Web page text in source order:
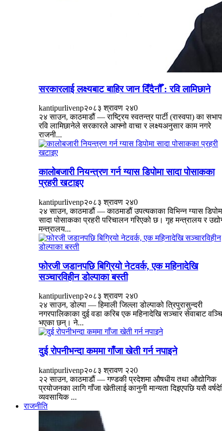
सरकारलाई लक्ष्यबाट बाहिर जान दिँदैनौँ : रवि लामिछाने
kantipurlivenp२०८३ श्रावण २४0
२४ साउन, काठमाडौं — राष्ट्रिय स्वतन्त्र पार्टी (रास्वपा) का
रवि लामिछानेले सरकारले आफ्नो वाचा र लक्ष्यअनुसार काम नगरे
राजनी...
कालोबजारी नियन्त्रण गर्न ग्यास डिपोमा सादा पोसाकका
प्रहरी खटाइए
kantipurlivenp२०८३ श्रावण २४0
२४ साउन, काठमाडौं — काठमाडौं उपत्यकाका विभिन्न ग्यास
सादा पोसाकका प्रहरी परिचालन गरिएको छ। गृह मन्त्रालय र
मन्त्रालय...
फोरजी जडानपछि बिग्रियो नेटवर्क, एक महिनादेखि
सञ्चारविहीन डोल्पाका बस्ती
kantipurlivenp२०८३ श्रावण २४0
२४ साउन, डोल्पा — हिमाली जिल्ला डोल्पाको त्रिपुरासुन्दरी
नगरपालिकाका दुई वडा करिब एक महिनादेखि सञ्चार सेवाबाट
भएका छन्। ने...
दुई रोपनीभन्दा कममा गाँजा खेती गर्न नपाइने
kantipurlivenp२०८३ श्रावण २२0
२२ साउन, काठमाडौं — गण्डकी प्रदेशमा औषधीय तथा औद्योगिक
प्रयोजनका लागि गाँजा खेतीलाई कानुनी मान्यता दिइएपछि यसै
व्यवसायिक ...
राजनीति